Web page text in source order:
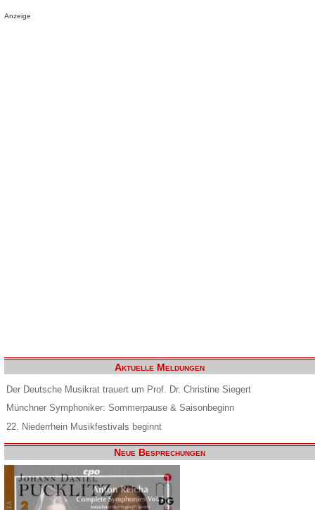
Anzeige
Aktuelle Meldungen
Der Deutsche Musikrat trauert um Prof. Dr. Christine Siegert
Münchner Symphoniker: Sommerpause & Saisonbeginn
22. Niederrhein Musikfestivals beginnt
Neue Besprechungen